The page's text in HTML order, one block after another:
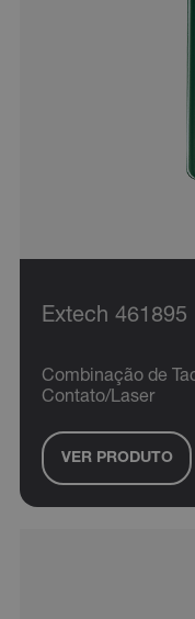
Extech 461895
Combinação de
Contato/Laser
VER PRODUTO